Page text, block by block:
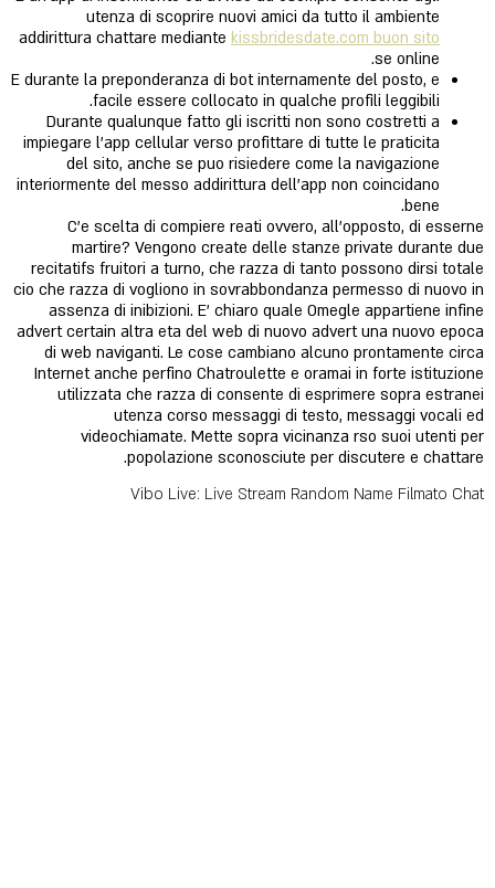
utenza di scoprire nuovi amici da tutto il ambiente
addirittura chattare mediante kissbridesdate.com buon sito
se online.
E durante la preponderanza di bot internamente del posto, e
facile essere collocato in qualche profili leggibili.
Durante qualunque fatto gli iscritti non sono costretti a
impiegare l'app cellular verso profittare di tutte le praticita
del sito, anche se puo risiedere come la navigazione
interiormente del messo addirittura dell'app non coincidano
bene.
C'e scelta di compiere reati ovvero, all'opposto, di esserne
martire? Vengono create delle stanze private durante due
recitatifs fruitori a turno, che razza di tanto possono dirsi totale
cio che razza di vogliono in sovrabbondanza permesso di nuovo in
assenza di inibizioni. E' chiaro quale Omegle appartiene infine
advert certain altra eta del web di nuovo advert una nuovo epoca
di web naviganti. Le cose cambiano alcuno prontamente circa
Internet anche perfino Chatroulette e oramai in forte istituzione
utilizzata che razza di consente di esprimere sopra estranei
utenza corso messaggi di testo, messaggi vocali ed
videochiamate. Mette sopra vicinanza rso suoi utenti per
popolazione sconosciute per discutere e chattare.
Vibo Live: Live Stream Random Name Filmato Chat